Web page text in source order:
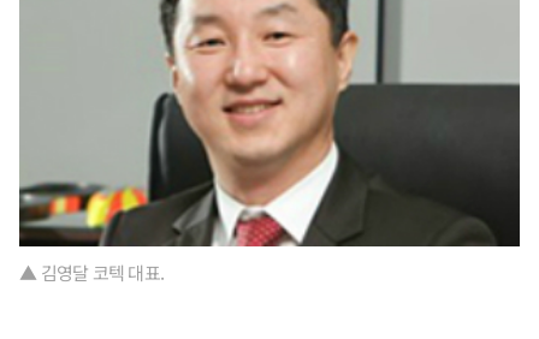
▲ 김영달 코텍 대표.